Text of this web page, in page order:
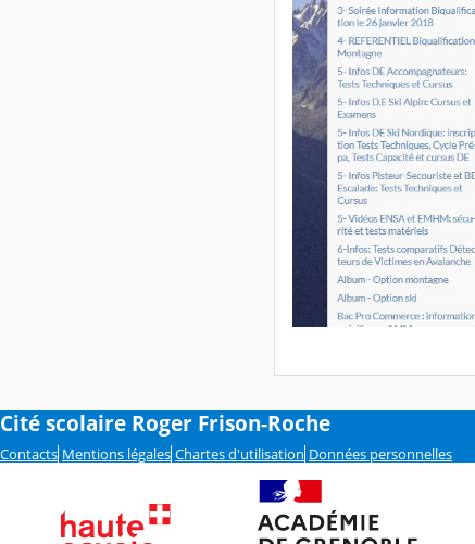
Cité scolaire Roger Frison-Roche
Contacts Mentions légales Chartes d'utilisation Données personnelles